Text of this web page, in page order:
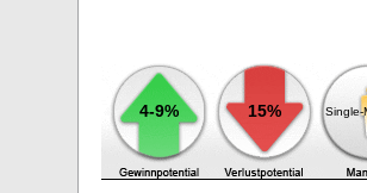
4-9% 15% Single-